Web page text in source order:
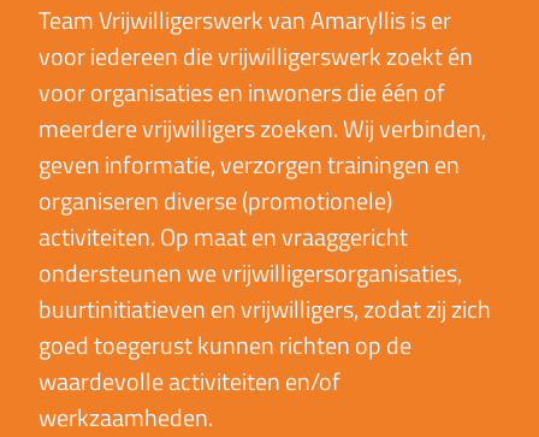
Team Vrijwilligerswerk van Amaryllis is er
voor iedereen die vrijwilligerswerk zoekt én
voor organisaties en inwoners die één of
meerdere vrijwilligers zoeken. Wij verbinden,
geven informatie, verzorgen trainingen en
organiseren diverse (promotionele)
activiteiten. Op maat en vraaggericht
ondersteunen we vrijwilligersorganisaties,
buurtinitiatieven en vrijwilligers, zodat zij zich
goed toegerust kunnen richten op de
waardevolle activiteiten en/of
werkzaamheden.